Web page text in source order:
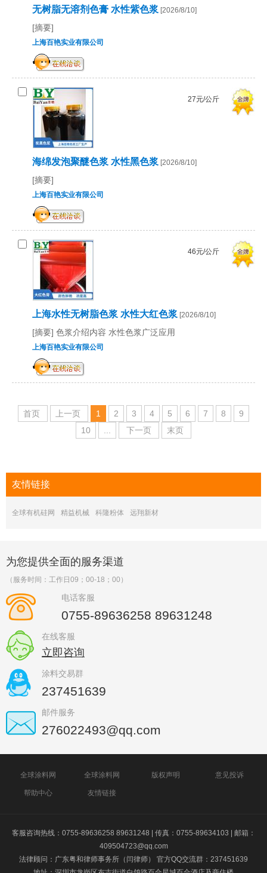
无树脂无溶剂色膏 水性紫色浆 [2026/8/10]
[摘要]
上海百艳实业有限公司
海绵发泡聚醚色浆 水性黑色浆 [2026/8/10]
[摘要]
上海百艳实业有限公司
27元/公斤
上海水性无树脂色浆 水性大红色浆 [2026/8/10]
[摘要] 色浆介绍内容 水性色浆广泛应用
上海百艳实业有限公司
46元/公斤
首页 上一页 1 2 3 4 5 6 7 8
9
10
... 下一页 末页
友情链接
全球有机硅网 精益机械 科隆粉体 远翔新材
为您提供全面的服务渠道
（服务时间：工作日09；00-18；00）
电话客服
0755-89636258 89631248
在线客服
立即咨询
涂料交易群
237451639
邮件服务
276022493@qq.com
全球涂料网 全球涂料网 版权声明 意见投诉
帮助中心 友情链接
客服咨询热线：0755-89636258 89631248 | 传真：0755-89634103 | 邮箱：
409504723@qq.com
法律顾问：广东粤和律师事务所（闫律师） 官方QQ交流群：237451639